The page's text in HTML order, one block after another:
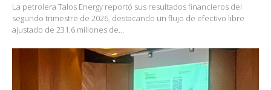
La petrolera Talos Energy reportó sus resultados financieros del
segundo trimestre de 2026, destacando un flujo de efectivo libre
ajustado de 231.6 millones de...